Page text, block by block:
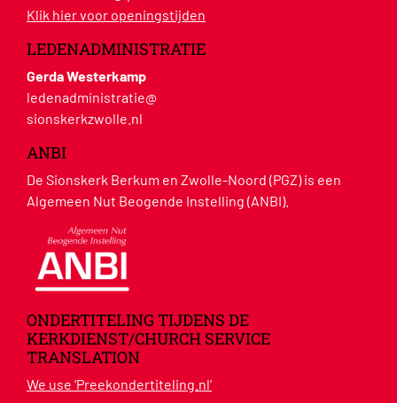
Klik hier voor openingstijden
LEDENADMINISTRATIE
Gerda Westerkamp
ledenadministratie@
sionskerkzwolle.nl
ANBI
De Sionskerk Berkum en Zwolle-Noord (PGZ) is een
Algemeen Nut Beogende Instelling (ANBI).
ONDERTITELING TIJDENS DE
KERKDIENST/CHURCH SERVICE
TRANSLATION
We use ‘Preekondertiteling.nl’